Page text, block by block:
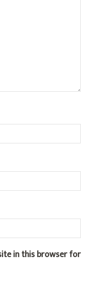
in this browser for